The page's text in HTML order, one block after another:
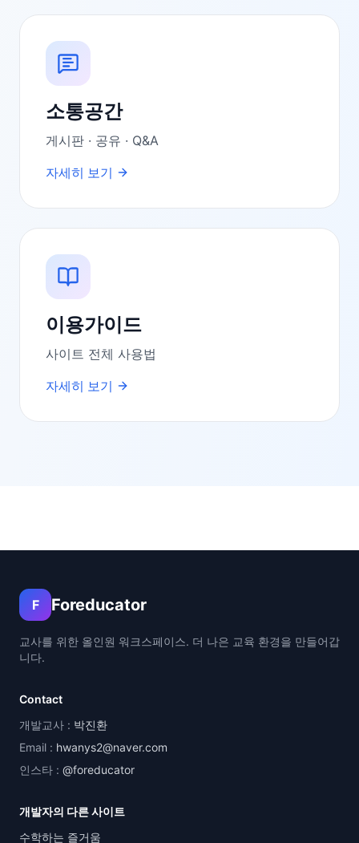
소통공간
게시판 · 공유 · Q&A
자세히 보기
이용가이드
사이트 전체 사용법
자세히 보기
F Foreducator
교사를 위한 올인원 워크스페이스. 더 나은 교육 환경을 만들어갑
니다.
Contact
개발교사 : 박진환
Email : hwanys2@naver.com
인스타 : @foreducator
개발자의 다른 사이트
수학하는 즐거움